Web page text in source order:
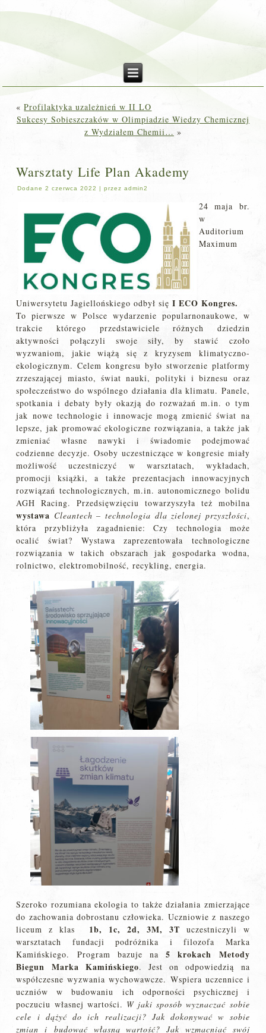
«Profilaktyka uzależnień w II LO
Sukcesy Sobieszczaków w Olimpiadzie Wiedzy Chemicznej
z Wydziałem Chemii… »
Warsztaty Life Plan Akademy
Dodane 2 czerwca 2022 |przez admin2
24 maja br.
w
Auditorium
Maximum
Uniwersytetu Jagiellońskiego odbył sięI ECO Kongres.
To pierwsze w Polsce wydarzenie popularnonaukowe, w
trakcie którego przedstawiciele różnych dziedzin
aktywności połączyli swoje siły, by stawić czoło
wyzwaniom, jakie wiążą się z kryzysem klimatyczno-
ekologicznym. Celem kongresu było stworzenie platformy
zrzeszającej miasto, świat nauki, polityki i biznesu oraz
społeczeństwo do wspólnego działania dla klimatu. Panele,
spotkania i debaty były okazją do rozważań m.in. o tym
jak nowe technologie i innowacje mogą zmienić świat na
lepsze, jak promować ekologiczne rozwiązania, a także jak
zmieniać własne nawyki i świadomie podejmować
codzienne decyzje. Osoby uczestniczące w kongresie miały
możliwość uczestniczyć w warsztatach, wykładach,
promocji książki, a także prezentacjach innowacyjnych
rozwiązań technologicznych, m.in. autonomicznego bolidu
AGH Racing. Przedsięwzięciu towarzyszyła też mobilna
wystawa Cleantech – technologia dla zielonej przyszłości,
która przybliżyła zagadnienie: Czy technologia może
ocalić świat? Wystawa zaprezentowała technologiczne
rozwiązania w takich obszarach jak gospodarka wodna,
rolnictwo, elektromobilność, recykling, energia.
Szeroko rozumiana ekologia to także działania zmierzające
do zachowania dobrostanu człowieka. Uczniowie z naszego
liceum z klas 1b, 1c, 2d, 3M, 3T uczestniczyli w
warsztatach fundacji podróżnika i filozofa Marka
Kamińskiego. Program bazuje na5 krokach Metody
Biegun Marka Kamińskiego. Jest on odpowiedzią na
współczesne wyzwania wychowawcze. Wspiera uczennice i
uczniów w budowaniu ich odporności psychicznej i
poczuciu własnej wartości. W jaki sposób wyznaczać sobie
cele i dążyć do ich realizacji? Jak dokonywać w sobie
zmian i budować własną wartość? Jak wzmacniać swój